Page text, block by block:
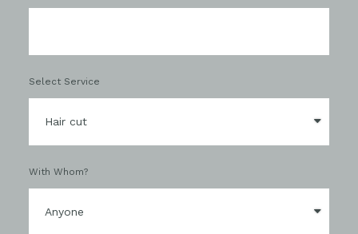
Select Service
With Whom?